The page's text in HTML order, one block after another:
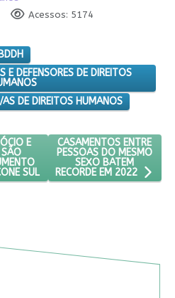
Acessos: 5174
E DEFENSORES DE DIREITOS
DE DIREITOS HUMANOS
DO AGRONEGÓCIO E AUSÊNCIA
E
SÃO
SUL
PRÓXIMO ARTIGO:
CASAMENTOS ENTRE
PESSOAS DO MESMO
SEXO BATEM
RECORDE EM 2022